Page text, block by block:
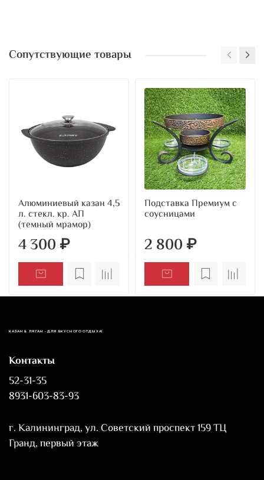
Сопутствующие товары
Алюминиевый казан 4,5
л. стекл. кр. АП
(темный мрамор)
4 300 ₽
Подставка Премиум с
соусницами
2 800 ₽
КАЗАН & ЛЯГАН - ДЛЯ ВКУСНОГО ОТДЫХА!
Контакты
52-31-35
8931-603-83-93
г. Калининград, ул. Советский проспект 159 ТЦ
Гранд, первый этаж